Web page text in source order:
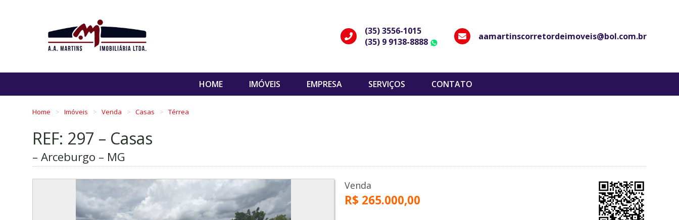
(35) 3556-1015
(35) 9 9138-8888
WhatsApp
aamartinscorretordeimoveis@bol.com.br
HOME IMÓVEIS EMPRESA SERVIÇOS CONTATO
Home Imóveis Venda Casas Térrea
REF: 297 – Casas
– Arceburgo – MG
Venda
R$ 265.000,00